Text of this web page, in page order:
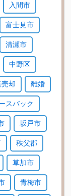
入間市
富士見市
清瀬市
中野区
却 離婚
スバック
坂戸市
秩父郡
草加市
青梅市